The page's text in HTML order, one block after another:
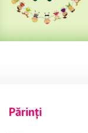
Părinți